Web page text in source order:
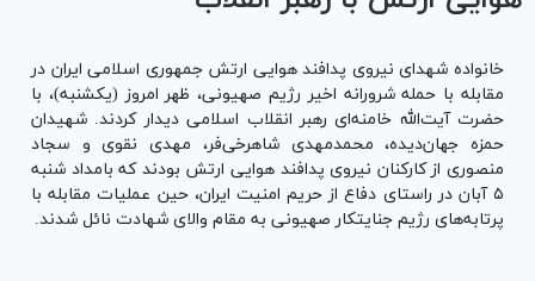
خانواده شهدای نیروی پدافند هوایی ارتش جمهوری اسلامی ایران در
مقابله با حمله شرورانه اخیر رژیم صهیونی، ظهر امروز (یکشنبه)، با
حضرت آیت‌الله خامنه‌ای رهبر انقلاب اسلامی دیدار کردند. شهیدان
حمزه جهان‌دیده، محمدمهدی شاهرخی‌فر، مهدی نقوی و سجاد
منصوری از کارکنان نیروی پدافند هوایی ارتش بودند که بامداد شنبه
۵ آبان در راستای دفاع از حریم امنیت ایران، حین عملیات مقابله با
پرتابه‌های رژیم جنایتکار صهیونی به مقام والای شهادت نائل شدند.